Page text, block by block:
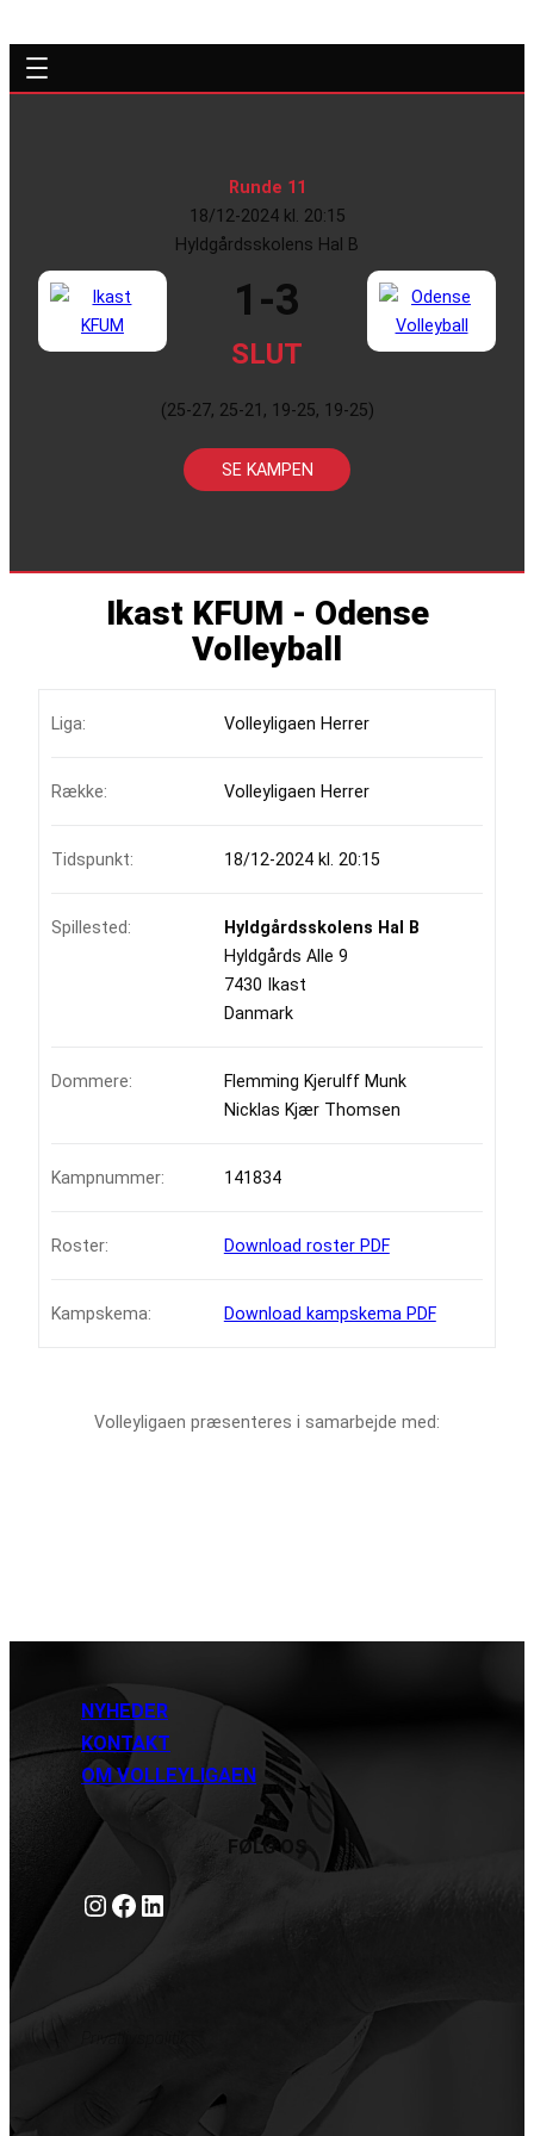
Runde 11
18/12-2024 kl. 20:15
Hyldgårdsskolens Hal B
1-3
SLUT
(25-27, 25-21, 19-25, 19-25)
SE KAMPEN
Ikast KFUM - Odense
Volleyball
Liga: Volleyligaen Herrer
Række: Volleyligaen Herrer
Tidspunkt: 18/12-2024 kl. 20:15
Spillested:
Hyldgårdsskolens Hal B
Hyldgårds Alle 9
7430 Ikast
Danmark
Dommere:
Flemming Kjerulff Munk
Nicklas Kjær Thomsen
Kampnummer: 141834
Roster: Download roster PDF
Kampskema: Download kampskema PDF
Volleyligaen præsenteres i samarbejde med:
NYHEDER
KONTAKT
OM VOLLEYLIGAEN
FØLG OS
Instagram https://www.facebook.com/danishbeachvolleytour LinkedIn